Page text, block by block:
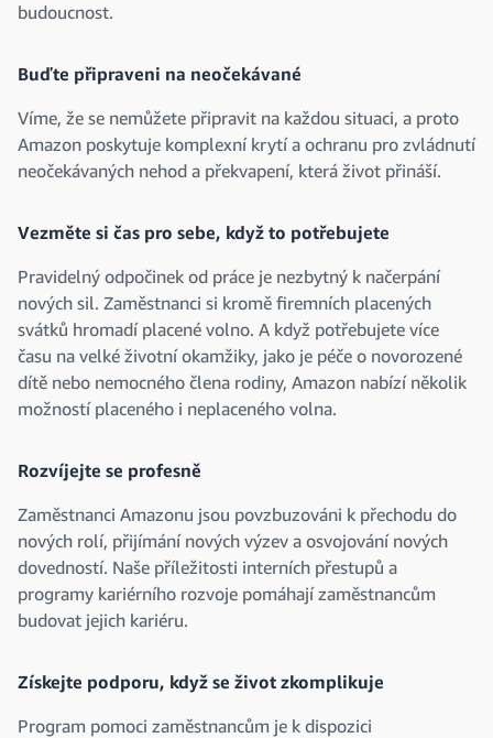
budoucnost.
Buďte připraveni na neočekávané
Víme, že se nemůžete připravit na každou situaci, a proto
Amazon poskytuje komplexní krytí a ochranu pro zvládnutí
neočekávaných nehod a překvapení, která život přináší.
Vezměte si čas pro sebe, když to potřebujete
Pravidelný odpočinek od práce je nezbytný k načerpání
nových sil. Zaměstnanci si kromě firemních placených
svátků hromadí placené volno. A když potřebujete více
času na velké životní okamžiky, jako je péče o novorozené
dítě nebo nemocného člena rodiny, Amazon nabízí několik
možností placeného i neplaceného volna.
Rozvíjejte se profesně
Zaměstnanci Amazonu jsou povzbuzováni k přechodu do
nových rolí, přijímání nových výzev a osvojování nových
dovedností. Naše příležitosti interních přestupů a
programy kariérního rozvoje pomáhají zaměstnancům
budovat jejich kariéru.
Získejte podporu, když se život zkomplikuje
Program pomoci zaměstnancům je k dispozici